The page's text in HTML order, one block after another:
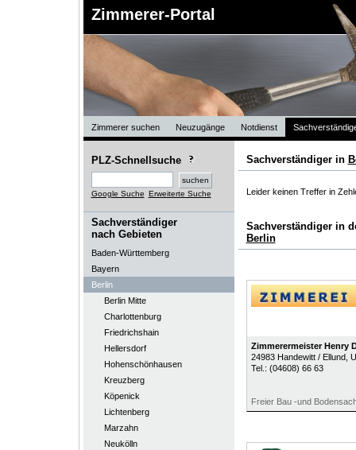
Zimmerer-Portal
Zimmerer suchen Neuzugänge Notdienst
PLZ-Schnellsuche
Google Suche Erweiterte Suche
Sachverständiger
nach Gebieten
Baden-Württemberg
Bayern
Berlin
Berlin Mitte
Charlottenburg
Friedrichshain
Hellersdorf
Hohenschönhausen
Kreuzberg
Köpenick
Lichtenberg
Marzahn
Neukölln
Sachverständiger in
Leider keinen Treffer in
Sachverständiger in
Berlin
Zimmerermeister Henry
24983 Handewitt / Ellund,
Tel.: (04608) 66 63
Freier Bau -und